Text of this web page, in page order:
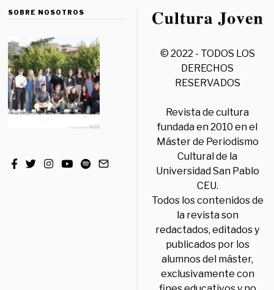
SOBRE NOSOTROS
© 2022 - TODOS LOS
DERECHOS
RESERVADOS
Revista de cultura
fundada en 2010 en el
Máster de Periodismo
Cultural de la
Universidad San Pablo
CEU.
Todos los contenidos de
la revista son
redactados, editados y
publicados por los
alumnos del máster,
exclusivamente con